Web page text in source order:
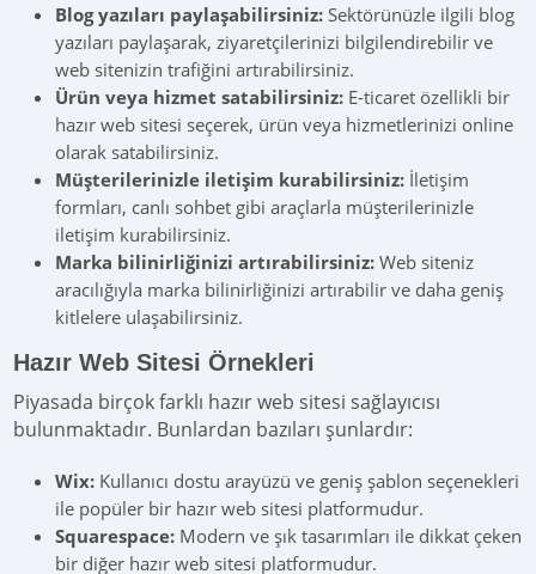
Blog yazıları paylaşabilirsiniz: Sektörünüzle ilgili blog
yazıları paylaşarak, ziyaretçilerinizi bilgilendirebilir ve
web sitenizin trafiğini artırabilirsiniz.
Ürün veya hizmet satabilirsiniz: E-ticaret özellikli bir
hazır web sitesi seçerek, ürün veya hizmetlerinizi online
olarak satabilirsiniz.
Müşterilerinizle iletişim kurabilirsiniz: İletişim
formları, canlı sohbet gibi araçlarla müşterilerinizle
iletişim kurabilirsiniz.
Marka bilinirliğinizi artırabilirsiniz: Web siteniz
aracılığıyla marka bilinirliğinizi artırabilir ve daha geniş
kitlelere ulaşabilirsiniz.
Hazır Web Sitesi Örnekleri
Piyasada birçok farklı hazır web sitesi sağlayıcısı
bulunmaktadır. Bunlardan bazıları şunlardır:
Wix: Kullanıcı dostu arayüzü ve geniş şablon seçenekleri
ile popüler bir hazır web sitesi platformudur.
Squarespace: Modern ve şık tasarımları ile dikkat çeken
bir diğer hazır web sitesi platformudur.